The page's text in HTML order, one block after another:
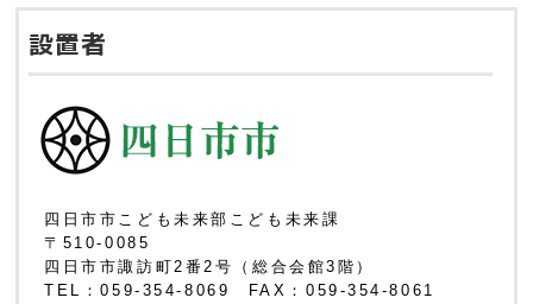
設置者
四日市市こども未来部こども未来課
〒510-0085
四日市市諏訪町2番2号（総合会館3階）
TEL：059-354-8069 FAX：059-354-8061